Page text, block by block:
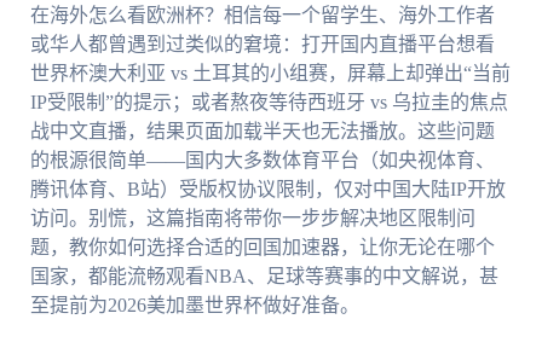
在海外怎么看欧洲杯？相信每一个留学生、海外工作者
或华人都曾遇到过类似的窘境：打开国内直播平台想看
世界杯澳大利亚 vs 土耳其的小组赛，屏幕上却弹出“当前
IP受限制”的提示；或者熬夜等待西班牙 vs 乌拉圭的焦点
战中文直播，结果页面加载半天也无法播放。这些问题
的根源很简单——国内大多数体育平台（如央视体育、
腾讯体育、B站）受版权协议限制，仅对中国大陆IP开放
访问。别慌，这篇指南将带你一步步解决地区限制问
题，教你如何选择合适的回国加速器，让你无论在哪个
国家，都能流畅观看NBA、足球等赛事的中文解说，甚
至提前为2026美加墨世界杯做好准备。